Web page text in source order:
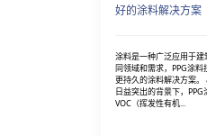
好的涂料解决方案
涂料是一种广泛应用于
同领域和需求，PPG涂料
更持久的涂料解决方案。 &nbsp; PPG涂料技术注重环境保
日益突出的背景下，
VOC（挥发性有机...